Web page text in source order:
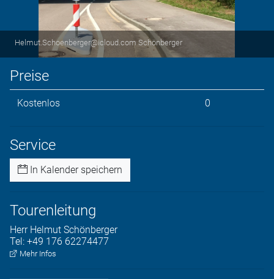
Helmut.Schoenberger@icloud.com Schönberger
Preise
Kostenlos 0
Service
In Kalender speichern
Tourenleitung
Herr Helmut Schönberger
Tel: +49 176 62274477
Mehr Infos